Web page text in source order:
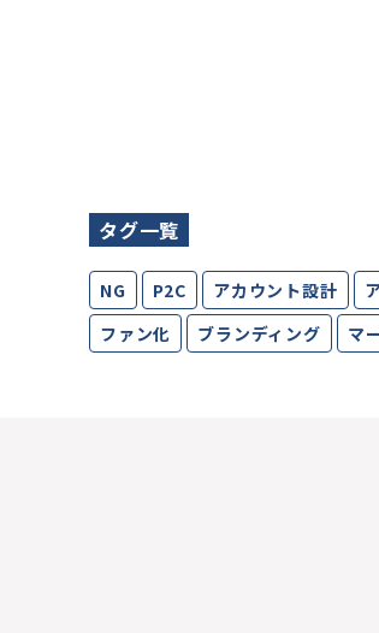
タグ一覧
NG P2C アカウント設計
ファン化
ブランディング マ